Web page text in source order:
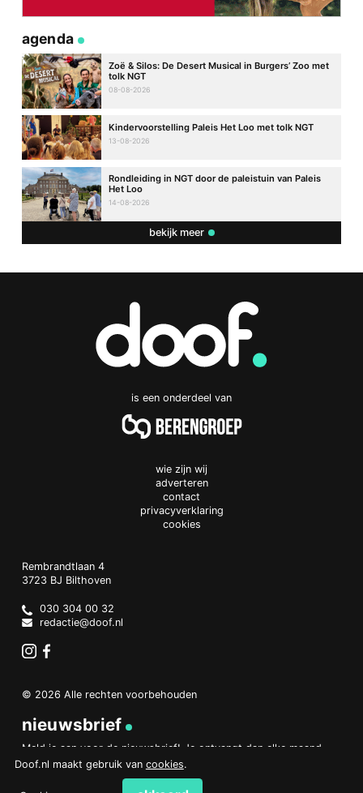
agenda
Zoë & Silos: De Desert Musical in Burgers’ Zoo met
tolk NGT
08-08-2026
Kindervoorstelling Paleis Het Loo met tolk NGT
13-08-2026
Rondleiding in NGT door de paleistuin van Paleis
Het Loo
14-08-2026
bekijk meer
is een onderdeel van
wie zijn wij
adverteren
contact
privacyverklaring
cookies
Doof.nl
work
Rembrandtlaan 4
3723 BJ Bilthoven
Netherlands
030 304 00 32
redactie@doof.nl
© 2026 Alle rechten voorbehouden
nieuwsbrief
Meld je aan voor de nieuwsbrief! Je ontvangt dan elke maand
een overzicht van het belangrijkste nieuws.
aanmelden
Doof.nl maakt gebruik van cookies.